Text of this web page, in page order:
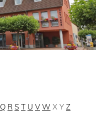
Q R S T U V W X Y Z